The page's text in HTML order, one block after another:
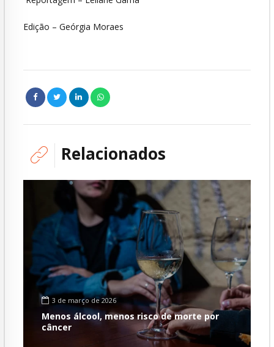
Edição – Geórgia Moraes
Relacionados
3 de março de 2026
Menos álcool, menos risco de morte por
câncer